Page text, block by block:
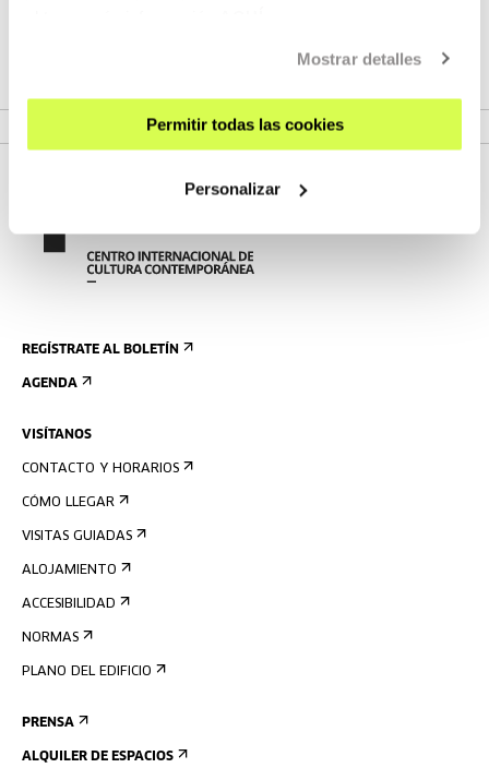
Mostrar detalles
Permitir todas las cookies
Personalizar
VER CICLO
REGÍSTRATE AL BOLETÍN
AGENDA
VISÍTANOS
CONTACTO Y HORARIOS
CÓMO LLEGAR
VISITAS GUIADAS
ALOJAMIENTO
ACCESIBILIDAD
NORMAS
PLANO DEL EDIFICIO
PRENSA
ALQUILER DE ESPACIOS